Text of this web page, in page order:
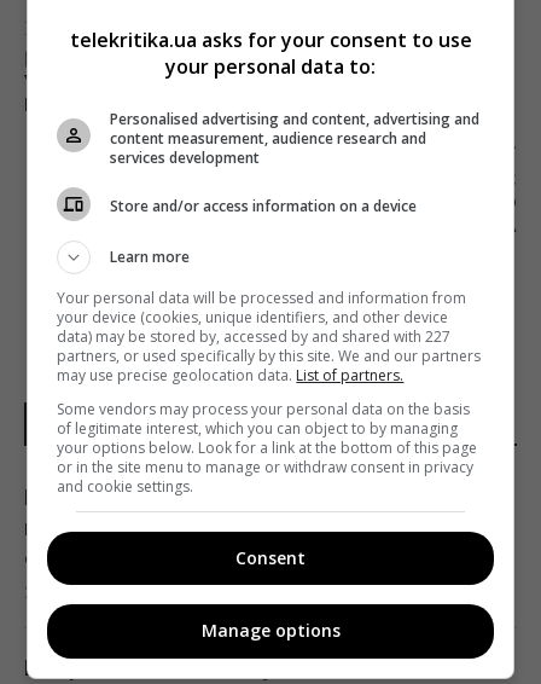
Предыдущий пост
?В КИЕВЕ СТАРТОВАЛИ СЪЕМКИ
УКРАИНОЯЗЫЧНОЙ КОМЕДИИ «ВЕЛИКІ
Следующий пост
ГОРДОН И БАЦМАН СО СКАНДАЛОМ УШЛИ С
КАНАЛА «112 УКРАИНА» ИЗ-ЗА «РУССКОГО
МИРА» МЕДВЕДЧУКА
НОВОСТИ ДНЯ
Римлянин, возможно, коллекционировал
кости "морских чудовищ": ученые
обнаружили его коллекцию
23:23 суббота, 08 августа 2026
Как распознать бездушного человека: 8
telekritika.ua asks for your consent to use
your personal data to:
Personalised advertising and content, advertising and
content measurement, audience research and
services development
Store and/or access information on a device
Learn more
Your personal data will be processed and information from
your device (cookies, unique identifiers, and other device
data) may be stored by, accessed by and shared with 227
partners, or used specifically by this site. We and our partners
may use precise geolocation data. List of partners.
Some vendors may process your personal data on the basis
of legitimate interest, which you can object to by managing
your options below. Look for a link at the bottom of this page
or in the site menu to manage or withdraw consent in privacy
and cookie settings.
Consent
Manage options